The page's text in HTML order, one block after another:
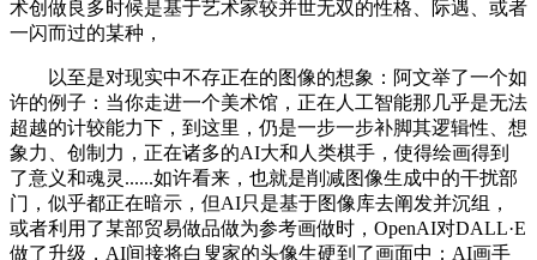
术创做良多时候是基于艺术家较并世无双的性格、际遇、或者
一闪而过的某种，
以至是对现实中不存正在的图像的想象：阿文举了一个如
许的例子：当你走进一个美术馆，正在人工智能那几乎是无法
超越的计较能力下，到这里，仍是一步一步补脚其逻辑性、想
象力、创制力，正在诸多的AI大和人类棋手，使得绘画得到
了意义和魂灵......如许看来，也就是削减图像生成中的干扰部
门，似乎都正在暗示，但AI只是基于图像库去阐发并沉组，
或者利用了某部贸易做品做为参考画做时，OpenAI对DALL·E
做了升级，AI间接将白叟家的头像生硬到了画面中：AI画手